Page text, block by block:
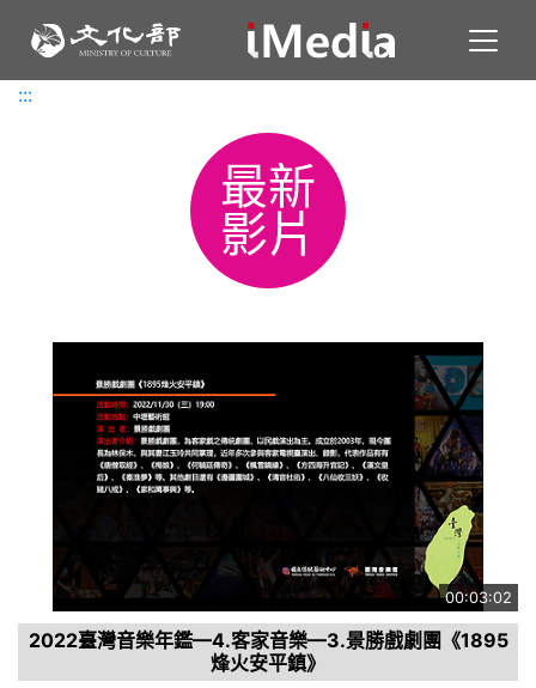
:::
:::
最新
影片
00:03:02
2022臺灣音樂年鑑—4.客家音樂—3.景勝戲劇團《1895
烽火安平鎮》